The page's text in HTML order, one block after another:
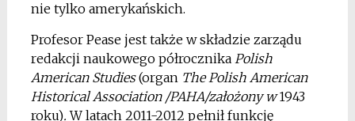
nie tylko amerykańskich.
Profesor Pease jest także w składzie zarządu
redakcji naukowego półrocznika Polish
American Studies(organ The Polish American
Historical Association /PAHA/założony w1943
roku).W latach 2011-2012 pełnił funkcję